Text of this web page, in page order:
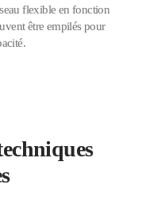
flexible en fonction
être empilés pour